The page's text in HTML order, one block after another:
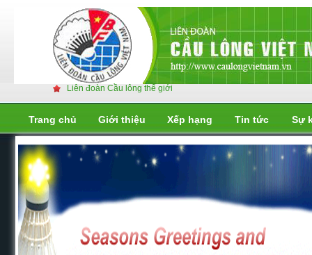
Liên đoàn Cầu lông thế giới
Trang chủ Giới thiệu Xếp hạng Tin tức Sự